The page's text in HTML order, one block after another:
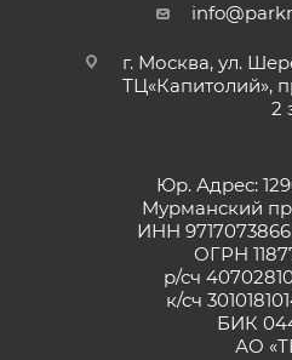
г. Москва, ул.
ТЦ«Капитолий»,
2
Юр. Адрес:
Мурманский
ИНН
ОГРН
р/сч
к/сч
БИК
АО